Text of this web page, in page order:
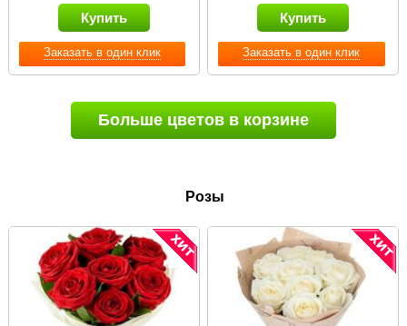
Заказать в один клик
Купить
Заказать в один клик
Купить
Больше цветов в корзине
Розы